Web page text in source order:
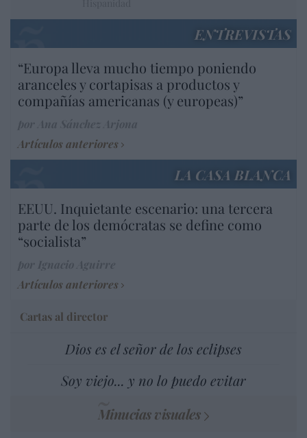
ENTREVISTAS
“Europa lleva mucho tiempo poniendo
aranceles y cortapisas a productos y
compañías americanas (y europeas)”
Artículos anteriores
LA CASA BLANCA
EEUU. Inquietante escenario: una tercera
parte de los demócratas se define como
“socialista”
Artículos anteriores
Cartas al director
Dios es el señor de los eclipses
Soy viejo... y no lo puedo evitar
Minucias visuales